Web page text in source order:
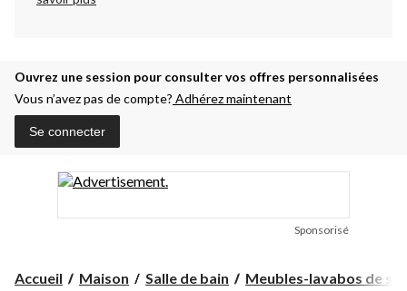
Ouvrez une session pour consulter vos offres personnalisées
Vous n’avez pas de compte? Adhérez maintenant
Se connecter
Sponsorisé
Accueil Maison Salle de bain Meubles-lavabos de